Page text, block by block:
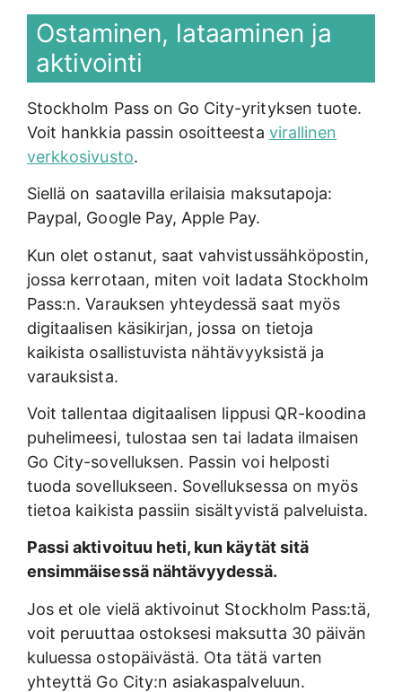
Ostaminen, lataaminen ja
aktivointi
Stockholm Pass on Go City-yrityksen tuote.
Voit hankkia passin osoitteesta virallinen
verkkosivusto.
Siellä on saatavilla erilaisia maksutapoja:
Paypal, Google Pay, Apple Pay.
Kun olet ostanut, saat vahvistussähköpostin,
jossa kerrotaan, miten voit ladata Stockholm
Pass:n. Varauksen yhteydessä saat myös
digitaalisen käsikirjan, jossa on tietoja
kaikista osallistuvista nähtävyyksistä ja
varauksista.
Voit tallentaa digitaalisen lippusi QR-koodina
puhelimeesi, tulostaa sen tai ladata ilmaisen
Go City-sovelluksen. Passin voi helposti
tuoda sovellukseen. Sovelluksessa on myös
tietoa kaikista passiin sisältyvistä palveluista.
Passi aktivoituu heti, kun käytät sitä
ensimmäisessä nähtävyydessä.
Jos et ole vielä aktivoinut Stockholm Pass:tä,
voit peruuttaa ostoksesi maksutta 30 päivän
kuluessa ostopäivästä. Ota tätä varten
yhteyttä Go City:n asiakaspalveluun.